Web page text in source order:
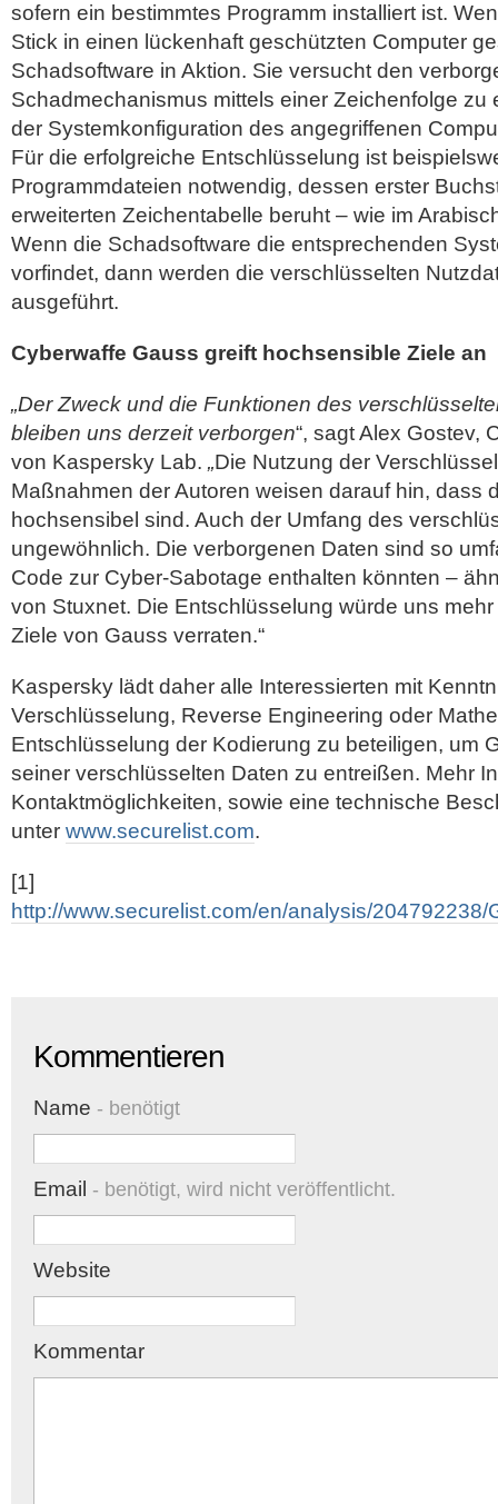
sofern ein bestimmtes Programm installiert ist.
Stick in einen lückenhaft geschützten Computer
Schadsoftware in Aktion. Sie versucht den
Schadmechanismus mittels einer Zeichenfolge zu
der Systemkonfiguration des angegriffenen
Für die erfolgreiche Entschlüsselung ist
Programmdateien notwendig, dessen erster
erweiterten Zeichentabelle beruht – wie im
Wenn die Schadsoftware die entsprechenden
vorfindet, dann werden die verschlüsselten
ausgeführt.
Cyberwaffe Gauss greift hochsensible Ziele an
„Der Zweck und die Funktionen des
bleiben uns derzeit verborgen“, sagt Alex Gostev,
von Kaspersky Lab. „Die Nutzung der
Maßnahmen der Autoren weisen darauf hin, dass
hochsensibel sind. Auch der Umfang des
ungewöhnlich. Die verborgenen Daten sind so
Code zur Cyber-Sabotage enthalten könnten –
von Stuxnet. Die Entschlüsselung würde uns
Ziele von Gauss verraten.“
Kaspersky lädt daher alle Interessierten mit
Verschlüsselung, Reverse Engineering oder
Entschlüsselung der Kodierung zu beteiligen, um
seiner verschlüsselten Daten zu entreißen. Mehr
Kontaktmöglichkeiten, sowie eine technische
unter www.securelist.com.
[1]
http://www.securelist.com/en/analysis/
Kommentieren
Name - benötigt
Email - benötigt, wird nicht veröffentlicht.
Website
Kommentar